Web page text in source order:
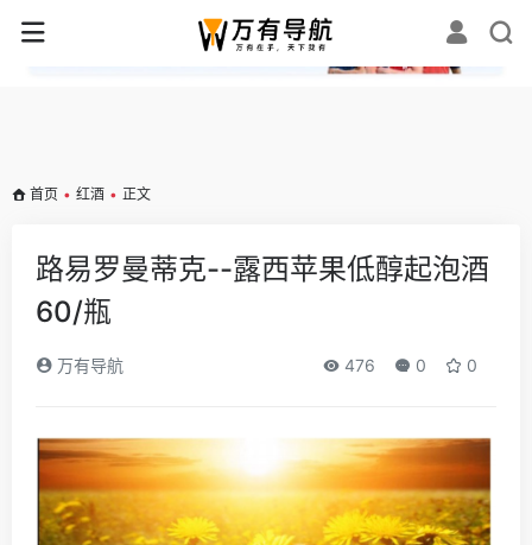
✕
首页 • 红酒 • 正文
路易罗曼蒂克--露西苹果低醇起泡酒
60/瓶
万有导航 476 0 0